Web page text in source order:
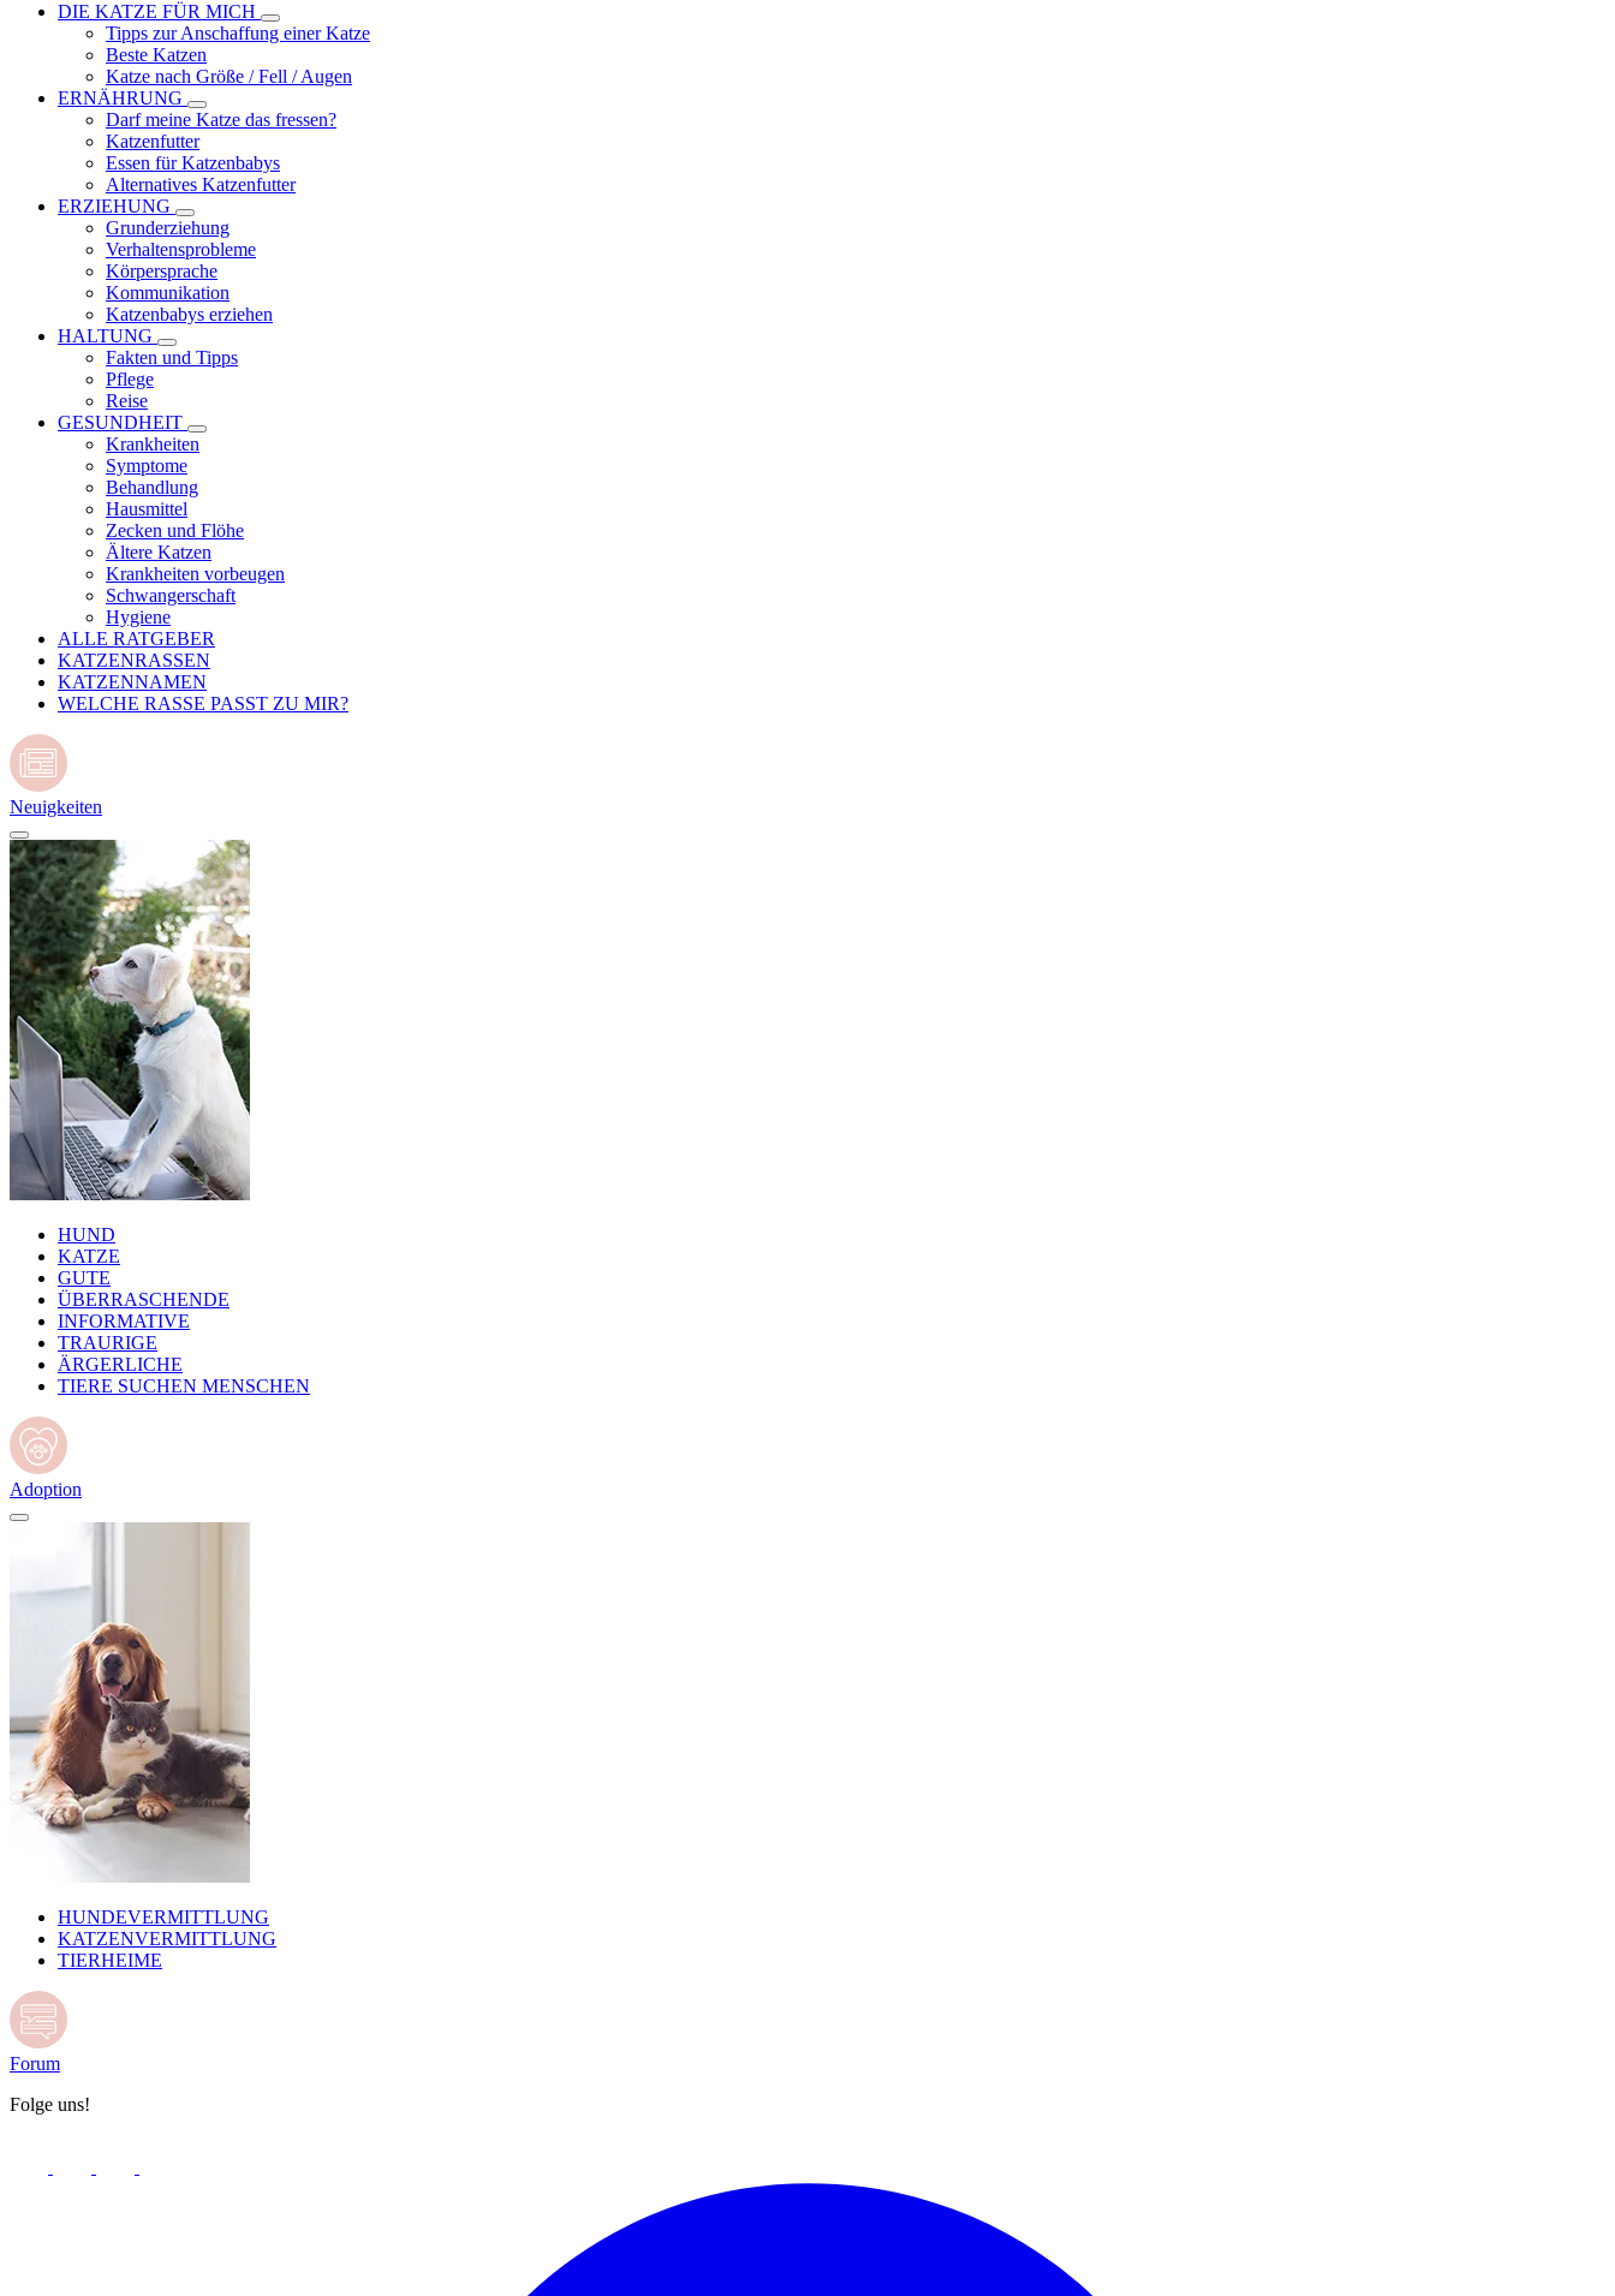
DIE KATZE FÜR MICH
Tipps zur Anschaffung einer Katze
Beste Katzen
Katze nach Größe / Fell / Augen
ERNÄHRUNG
Darf meine Katze das fressen?
Katzenfutter
Essen für Katzenbabys
Alternatives Katzenfutter
ERZIEHUNG
Grunderziehung
Verhaltensprobleme
Körpersprache
Kommunikation
Katzenbabys erziehen
HALTUNG
Fakten und Tipps
Pflege
Reise
GESUNDHEIT
Krankheiten
Symptome
Behandlung
Hausmittel
Zecken und Flöhe
Ältere Katzen
Krankheiten vorbeugen
Schwangerschaft
Hygiene
ALLE RATGEBER
KATZENRASSEN
KATZENNAMEN
WELCHE RASSE PASST ZU MIR?
Neuigkeiten
HUND
KATZE
GUTE
ÜBERRASCHENDE
INFORMATIVE
TRAURIGE
ÄRGERLICHE
TIERE SUCHEN MENSCHEN
Adoption
HUNDEVERMITTLUNG
KATZENVERMITTLUNG
TIERHEIME
Forum
Folge uns!